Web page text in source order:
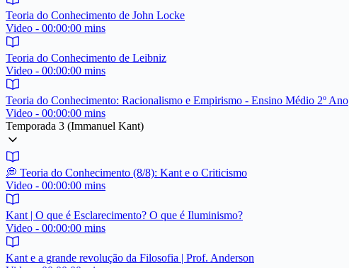
Teoria do Conhecimento de John Locke
Video - 00:00:00 mins
Teoria do Conhecimento de Leibniz
Video - 00:00:00 mins
Teoria do Conhecimento: Racionalismo e Empirismo - Ensino Médio 2º Ano
Video - 00:00:00 mins
Temporada 3 (Immanuel Kant)
💭 Teoria do Conhecimento (8/8): Kant e o Criticismo
Video - 00:00:00 mins
Kant | O que é Esclarecimento? O que é Iluminismo?
Video - 00:00:00 mins
Kant e a grande revolução da Filosofia | Prof. Anderson